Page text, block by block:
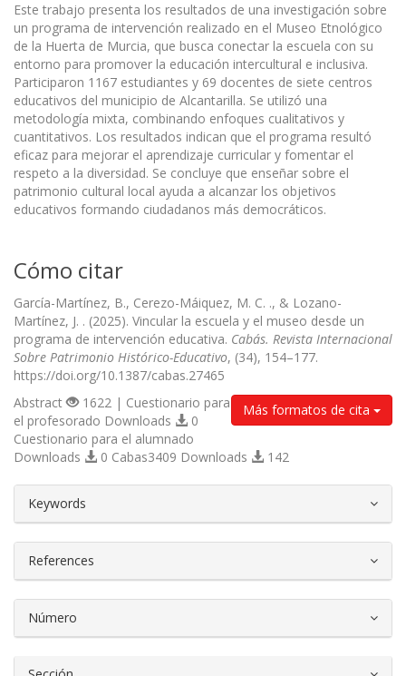
Este trabajo presenta los resultados de una investigación sobre
un programa de intervención realizado en el Museo Etnológico
de la Huerta de Murcia, que busca conectar la escuela con su
entorno para promover la educación intercultural e inclusiva.
Participaron 1167 estudiantes y 69 docentes de siete centros
educativos del municipio de Alcantarilla. Se utilizó una
metodología mixta, combinando enfoques cualitativos y
cuantitativos. Los resultados indican que el programa resultó
eficaz para mejorar el aprendizaje curricular y fomentar el
respeto a la diversidad. Se concluye que enseñar sobre el
patrimonio cultural local ayuda a alcanzar los objetivos
educativos formando ciudadanos más democráticos.
Cómo citar
García-Martínez, B., Cerezo-Máiquez, M. C. ., & Lozano-
Martínez, J. . (2025). Vincular la escuela y el museo desde un
programa de intervención educativa. Cabás. Revista Internacional
Sobre Patrimonio Histórico-Educativo, (34), 154–177.
https://doi.org/10.1387/cabas.27465
Más formatos de cita
Abstract
1622 | Cuestionario para
el profesorado Downloads
0
Cuestionario para el alumnado
Downloads
0 Cabas3409 Downloads 142
Keywords
References
Número